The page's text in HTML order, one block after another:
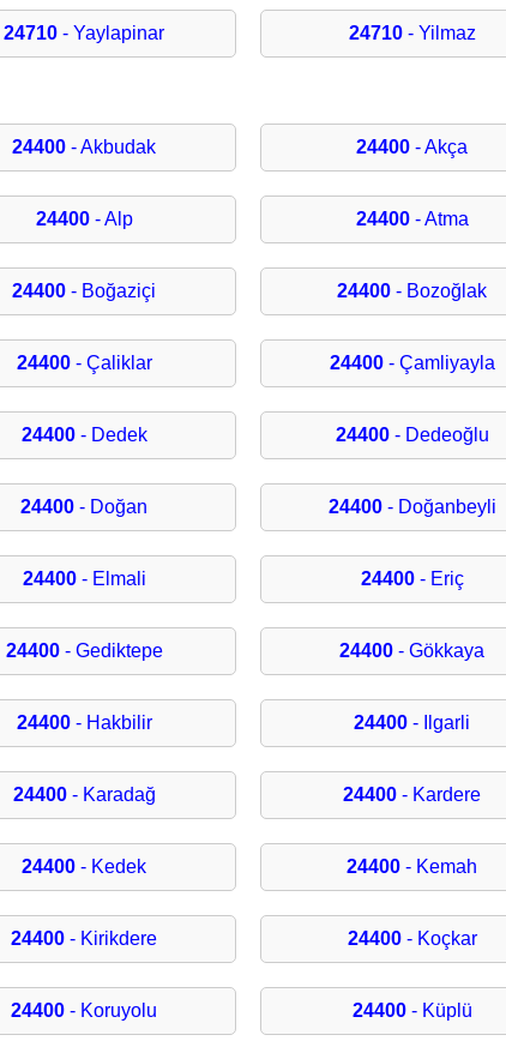
24710 - Yaylapinar 24710- Yilmaz
24400 - Akbudak 24400 - Akça
24400- Alp 24400- Atma
24400 - Boğaziçi 24400 - Bozoğlak
24400- Çaliklar 24400- Çamliyayla
24400- Dedek 24400- Dedeoğlu
24400 - Doğan 24400- Doğanbeyli
24400- Elmali 24400- Eriç
24400- Gediktepe 24400 - Gökkaya
24400- Hakbilir 24400 - Ilgarli
24400- Karadağ 24400 - Kardere
24400 - Kedek 24400 - Kemah
24400 - Kirikdere 24400- Koçkar
24400 - Koruyolu 24400- Küplü